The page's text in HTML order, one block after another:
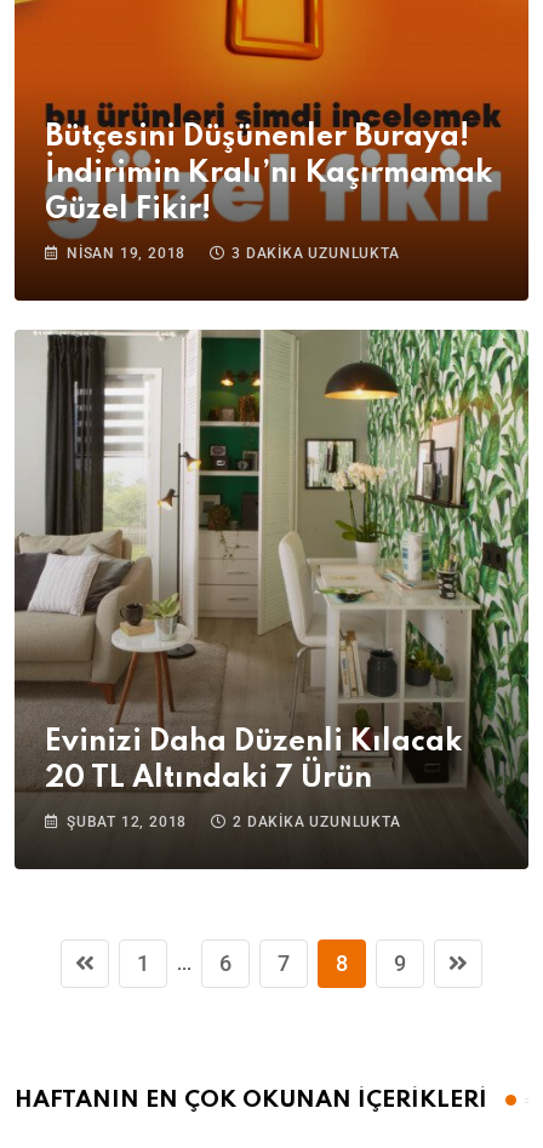
Bütçesini Düşünenler Buraya!
İndirimin Kralı’nı Kaçırmamak
Güzel Fikir!
NISAN 19, 2018 3 DAKIKA UZUNLUKTA
Evinizi Daha Düzenli Kılacak
20 TL Altındaki 7 Ürün
ŞUBAT 12, 2018 2 DAKIKA UZUNLUKTA
1 ... 6 7 8 9
HAFTANIN EN ÇOK OKUNAN İÇERİKLERİ